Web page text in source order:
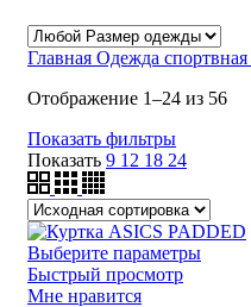
Главная Одежда спортвная
Отображение 1–24 из 56
Показать фильтры
Показать 9 12 18 24
Выберите параметры
Быстрый просмотр
Мне нравится